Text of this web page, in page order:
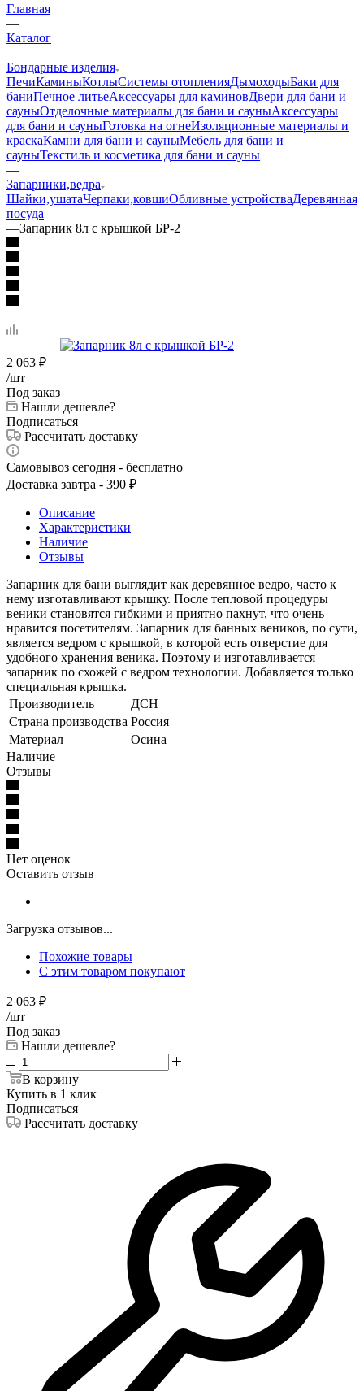
Главная
—
Каталог
—
Бондарные изделия
ПечиКаминыКотлыСистемы отопленияДымоходыБаки для
баниПечное литьеАксессуары для каминовДвери для бани и
сауныОтделочные материалы для бани и сауныАксессуары
для бани и сауныГотовка на огнеИзоляционные материалы и
краскаКамни для бани и сауныМебель для бани и
сауныТекстиль и косметика для бани и сауны
—
Запарники,ведра
Шайки,ушатаЧерпаки,ковшиОбливные устройстваДеревянная
посуда
—Запарник 8л с крышкой БР-2
2 063 ₽
/шт
Под заказ
Нашли дешевле?
Подписаться
Рассчитать доставку
Самовывоз сегодня - бесплатно
Доставка завтра - 390 ₽
Описание
Характеристики
Наличие
Отзывы
Запарник для бани выглядит как деревянное ведро, часто к
нему изготавливают крышку. После тепловой процедуры
веники становятся гибкими и приятно пахнут, что очень
нравится посетителям. Запарник для банных веников, по сути,
является ведром с крышкой, в которой есть отверстие для
удобного хранения веника. Поэтому и изготавливается
запарник по схожей с ведром технологии. Добавляется только
специальная крышка.
Производитель
ДСН
Страна производства Россия
Материал
Осина
Наличие
Отзывы
Нет оценок
Оставить отзыв
Загрузка отзывов...
Похожие товары
С этим товаром покупают
2 063 ₽
/шт
Под заказ
Нашли дешевле?
В корзину
Купить в 1 клик
Подписаться
Рассчитать доставку